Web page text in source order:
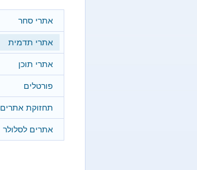
אתרי סחר
אתרי תדמית
אתרי תוכן
פורטלים
תחזוקת אתרים
אתרים לסלולר